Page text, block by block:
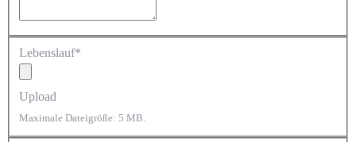
Lebenslauf*
Upload
Maximale Dateigröße: 5 MB.